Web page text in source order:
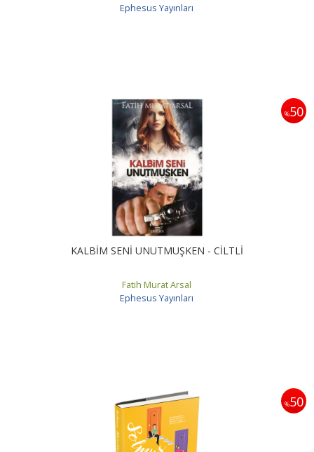
Ephesus Yayınları
%50
KALBİM SENİ UNUTMUŞKEN - CİLTLİ
Fatih Murat Arsal
Ephesus Yayınları
%50